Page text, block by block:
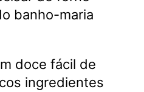
banho-maria
doce fácil de
ingredientes